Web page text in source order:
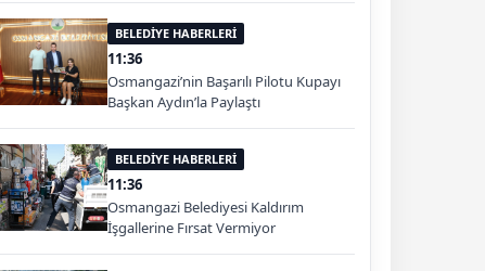
BELEDİYE HABERLERİ
11:36
Osmangazi’nin Başarılı Pilotu Kupayı
Başkan Aydın’la Paylaştı
BELEDİYE HABERLERİ
11:36
Osmangazi Belediyesi Kaldırım
İşgallerine Fırsat Vermiyor